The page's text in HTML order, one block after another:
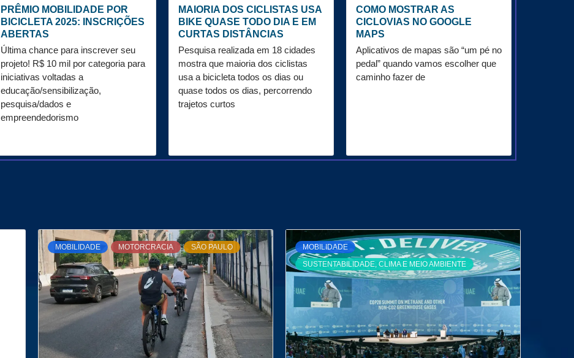
PRÊMIO MOBILIDADE POR
BICICLETA 2025: INSCRIÇÕES
ABERTAS
Última chance para inscrever seu
projeto! R$ 10 mil por categoria para
iniciativas voltadas a
educação/sensibilização,
pesquisa/dados e
empreendedorismo
MAIORIA DOS CICLISTAS USA
BIKE QUASE TODO DIA E EM
CURTAS DISTÂNCIAS
Pesquisa realizada em 18 cidades
mostra que maioria dos ciclistas
usa a bicicleta todos os dias ou
quase todos os dias, percorrendo
trajetos curtos
COMO MOSTRAR AS
CICLOVIAS NO GOOGLE
MAPS
Aplicativos de mapas são “um pé no
pedal” quando vamos escolher que
caminho fazer de
MOBILIDADE MOTORCRACIA SÃO PAULO
MOBILIDADE
SUSTENTABILIDADE, CLIMA E MEIO AMBIENTE